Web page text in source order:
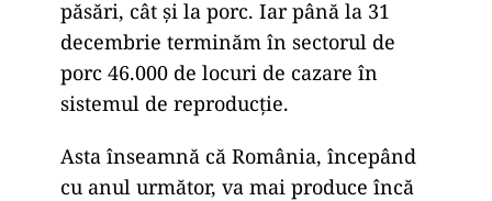
păsări, cât și la porc. Iar până la 31
decembrie terminăm în sectorul de
porc 46.000 de locuri de cazare în
sistemul de reproducție.
Asta înseamnă că România, începând
cu anul următor, va mai produce încă